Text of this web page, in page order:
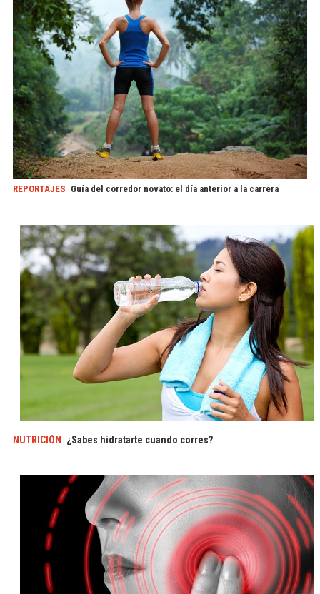
REPORTAJES Guía del corredor novato: el día anterior a la carrera
NUTRICIÓN ¿Sabes hidratarte cuando corres?